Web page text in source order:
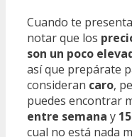
Cuando te
notar que los
son un poco
así que prepárate
consideran caro,
puedes encontrar
entre semana y
cual no está nada